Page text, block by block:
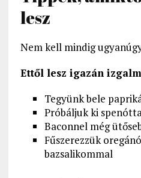
lesz
Nem kell mindig
Ettől lesz igazán
Tegyünk bele
Próbáljuk ki
Baconnel még
Fűszerezzük
bazsalikommal